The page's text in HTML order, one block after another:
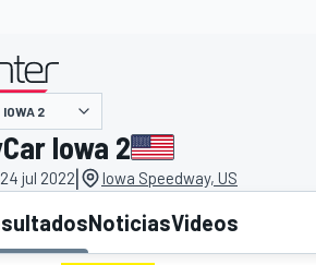
presentado por
IOWA 2
Iowa 2
jul 2022| Iowa Speedway, US
NoticiasVideos